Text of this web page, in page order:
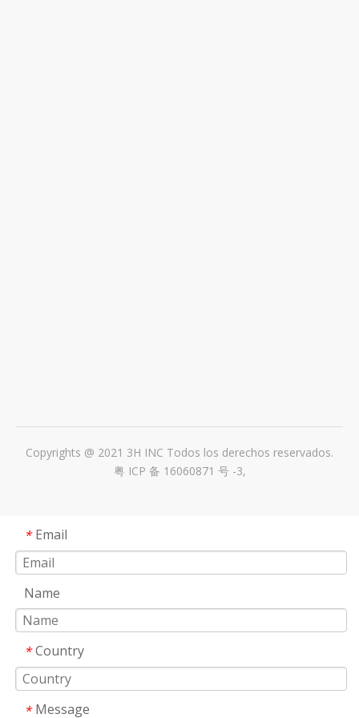
Copyrights @ 2021 3H INC Todos los derechos reservados.
粤 ICP 备 16060871 号 -3,
* Email
Name
* Country
* Message